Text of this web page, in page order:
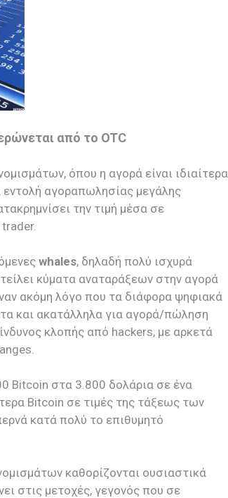
από το OTC
όπου η αγορά είναι ιδιαίτερα
εντολή αγοραπωλησίας μεγάλης
την τιμή μέσα σε
whales, δηλαδή πολύ ισχυρά
κύματα αναταράξεων στην αγορά
ακόμη λόγο που τα διάφορα ψηφιακά
και ακατάλληλα για αγορά/πώληση
κλοπής από hackers, με αρκετά
Bitcoin στα 3.800 δολάρια σε ένα
Bitcoin σε τιμές της τάξεως των
κατά πολύ το επιθυμητό
καθορίζονται ουσιαστικά
στις μετοχές, γεγονός που σε